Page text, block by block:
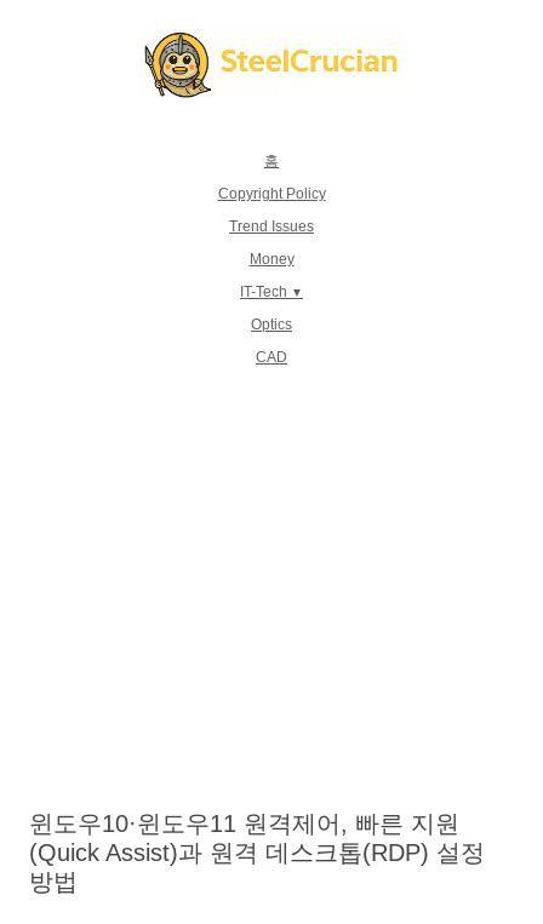
홈
Copyright Policy
Trend Issues
Money
IT-Tech
Optics
CAD
윈도우10·윈도우11 원격제어, 빠른 지원
(Quick Assist)과 원격 데스크톱(RDP) 설정
방법